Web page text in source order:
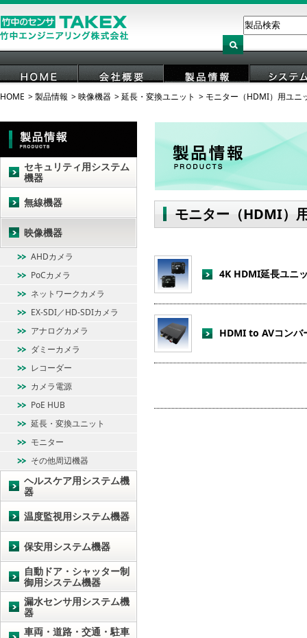
HOME 会社概要 製品情報 システ
HOME 製品情報 映像機器 延長・変換ユニット モニター（HDMI）用ユニ
モニター（HDMI）
4K HDMI延長ユニ
HDMI to AVコンバ
セキュリティ用システム
機器
無線機器
映像機器
AHDカメラ
PoCカメラ
ネットワークカメラ
EX-SDI／HD-SDIカメラ
アナログカメラ
ダミーカメラ
レコーダー
カメラ電源
PoE HUB
延長・変換ユニット
モニター
その他周辺機器
ヘルスケア用システム機
器
温度監視用システム機器
保安用システム機器
自動ドア・シャッター制
御用システム機器
漏水センサ用システム機
器
車両・道路・交通・駐車